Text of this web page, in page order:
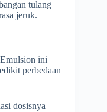
tulang
jeruk.
ini
perbedaan
dosisnya